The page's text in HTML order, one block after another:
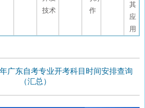
技术
作
其
应
用
广东自考专业开考科目时间安排查询
（汇总）